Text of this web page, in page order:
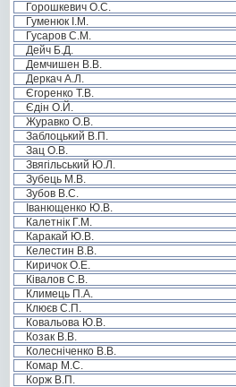
Горошкевич О.С.
Гуменюк І.М.
Гусаров С.М.
Дейч Б.Д.
Демчишен В.В.
Деркач А.Л.
Єгоренко Т.В.
Єдін О.Й.
Журавко О.В.
Заблоцький В.П.
Зац О.В.
Звягільський Ю.Л.
Зубець М.В.
Зубов В.С.
Іванющенко Ю.В.
Калетнік Г.М.
Каракай Ю.В.
Келестин В.В.
Киричок О.Е.
Ківалов С.В.
Климець П.А.
Клюєв С.П.
Ковальова Ю.В.
Козак В.В.
Колесніченко В.В.
Комар М.С.
Корж В.П.